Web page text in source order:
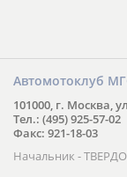
Автомотоклуб
101000, г. Москва,
Тел.: (495) 925-57-02
Факс: 921-18-03
Начальник -